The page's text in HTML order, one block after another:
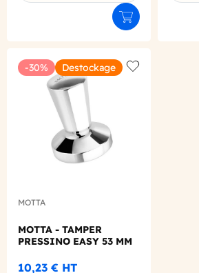
Ajouter au panier
-30% Destockage
MOTTA
MOTTA - TAMPER
PRESSINO EASY 53 MM
10,23 € HT